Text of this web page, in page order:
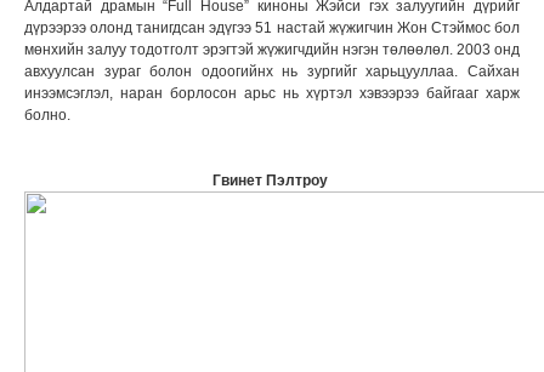
Алдартай драмын “Full House” киноны Жэйси гэх залуугийн дүрийг
дүрээрээ олонд танигдсан эдүгээ 51 настай жүжигчин Жон Стэймос бол
мөнхийн залуу тодотголт эрэгтэй жүжигчдийн нэгэн төлөөлөл. 2003 онд
авхуулсан зураг болон одоогийнх нь зургийг харьцууллаа. Сайхан
инээмсэглэл, наран борлосон арьс нь хүртэл хэвээрээ байгааг харж
болно.
Гвинет Пэлтроу